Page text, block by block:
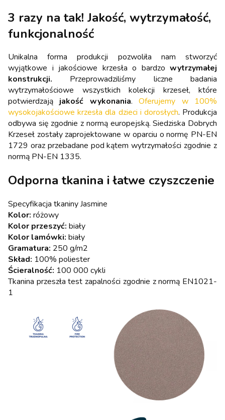
3 razy na tak! Jakość, wytrzymałość,
funkcjonalność
Unikalna forma produkcji pozwoliła nam stworzyć
wyjątkowe i jakościowe krzesła o bardzo wytrzymałej
konstrukcji. Przeprowadziliśmy liczne badania
wytrzymałościowe wszystkich kolekcji krzeseł, które
potwierdzająjakość wykonania.Oferujemy w 100%
wysokojakościowe krzesła dla dzieci i dorosłych. Produkcja
odbywa się zgodnie z normą europejską. Siedziska Dobrych
Krzeseł zostały zaprojektowane w oparciu o normę PN-EN
1729 oraz przebadane pod kątem wytrzymałości zgodnie z
normą PN-EN 1335.
Odporna tkanina i łatwe czyszczenie
Specyfikacja tkaniny Jasmine
Kolor: różowy
Kolor przeszyć: biały
Kolor lamówki: biały
Gramatura: 250 g/m2
Skład: 100% poliester
Ścieralność: 100 000 cykli
Tkanina przeszła test zapalności zgodnie z normą EN1021-
1